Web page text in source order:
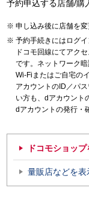
予約申込する店舗/購
申し込み後に店舗を変
予約手続きにはログイ
ドコモ回線にてアク
です。ネットワーク
Wi-Fiまたはご自宅の
アカウントのID／パ
い方も、dアカウント
dアカウントの発行・
ドコモショッ
量販店などを表